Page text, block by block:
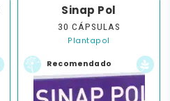
Sinap Pol
30 CÁPSULAS
Plantapol
Recomendado